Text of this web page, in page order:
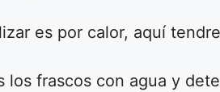
es por calor, aquí
los frascos con agua y